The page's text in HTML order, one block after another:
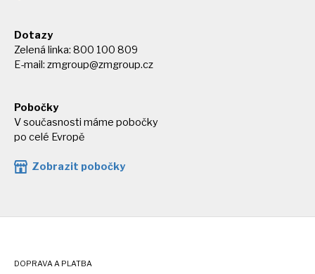
Dotazy
Zelená linka: 800 100 809
E-mail: zmgroup@zmgroup.cz
Pobočky
V současnosti máme pobočky
po celé Evropě
Zobrazit pobočky
DOPRAVA A PLATBA